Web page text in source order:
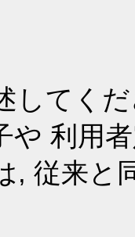
してく
や 利用
, 従来と